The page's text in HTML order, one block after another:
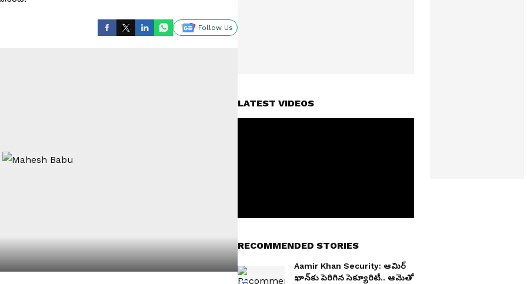
Follow Us
LATEST VIDEOS
RECOMMENDED STORIES
Aamir Khan Security: ఆమిర్
ఖాన్‌కు పెరిగిన సెక్యూరిటీ.. ఆమెతో